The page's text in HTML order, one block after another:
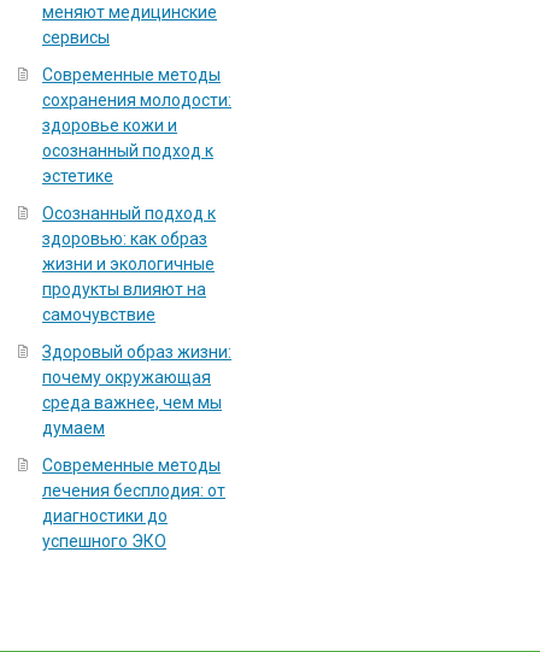
меняют медицинские
сервисы
Современные методы
сохранения молодости:
здоровье кожи и
осознанный подход к
эстетике
Осознанный подход к
здоровью: как образ
жизни и экологичные
продукты влияют на
самочувствие
Здоровый образ жизни:
почему окружающая
среда важнее, чем мы
думаем
Современные методы
лечения бесплодия: от
диагностики до
успешного ЭКО